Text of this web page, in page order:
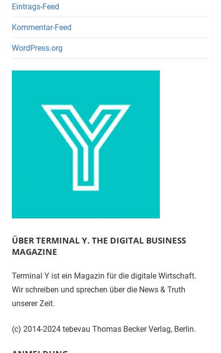
Eintrags-Feed
Kommentar-Feed
WordPress.org
ÜBER TERMINAL Y. THE DIGITAL BUSINESS
MAGAZINE
Terminal Y ist ein Magazin für die digitale Wirtschaft.
Wir schreiben und sprechen über die News & Truth
unserer Zeit.
(c) 2014-2024 tebevau Thomas Becker Verlag, Berlin.